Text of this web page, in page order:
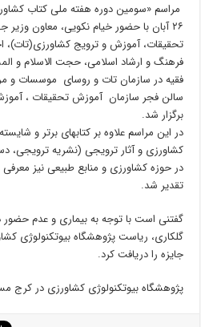
مراسم «سومین دوره هفته ملی کتاب
۲۶ آبان با حضور خیام نکویی، معاون
تحقیقات، آموزش و ترویج کشاورزی(تات)،
فرهنگ و ارشاد اسلامی، حجت الاسلام و
فقیه در سازمان تات و روسای موسسات و
سالن فجر سازمان آموزش تحقیقات ،
برگزار شد.
در این مراسم علاوه بر کتابهای برتر و
کشاورزی و آثار ترویجی (نشریه ترویجی،
در حوزه کشاورزی و منابع طبیعی نیز معرفی
تقدیر شد.
گفتنی است با توجه به بیماری و عدم حضور
گلکاری، ریاست پژوهشگاه بیوتکنولوژی
جایزه را دریافت کرد.
پژوهشگاه بیوتکنولوژی کشاورزی در کرج